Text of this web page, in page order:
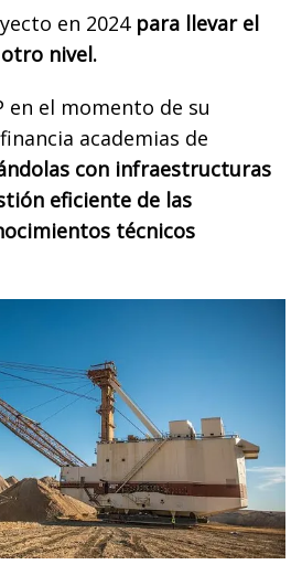
en 2024 para llevar el
nivel.
en el momento de su
academias de
con infraestructuras
eficiente de las
técnicos